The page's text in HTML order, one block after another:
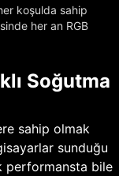
koşulda sahip
her an RGB
Soğutma
sahip olmak
sunduğu
performansta bile